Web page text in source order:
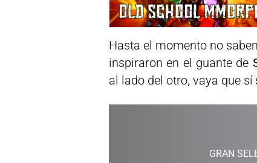
Hasta el momento no
inspiraron en el guante de
al lado del otro, vaya que sí
GRAN